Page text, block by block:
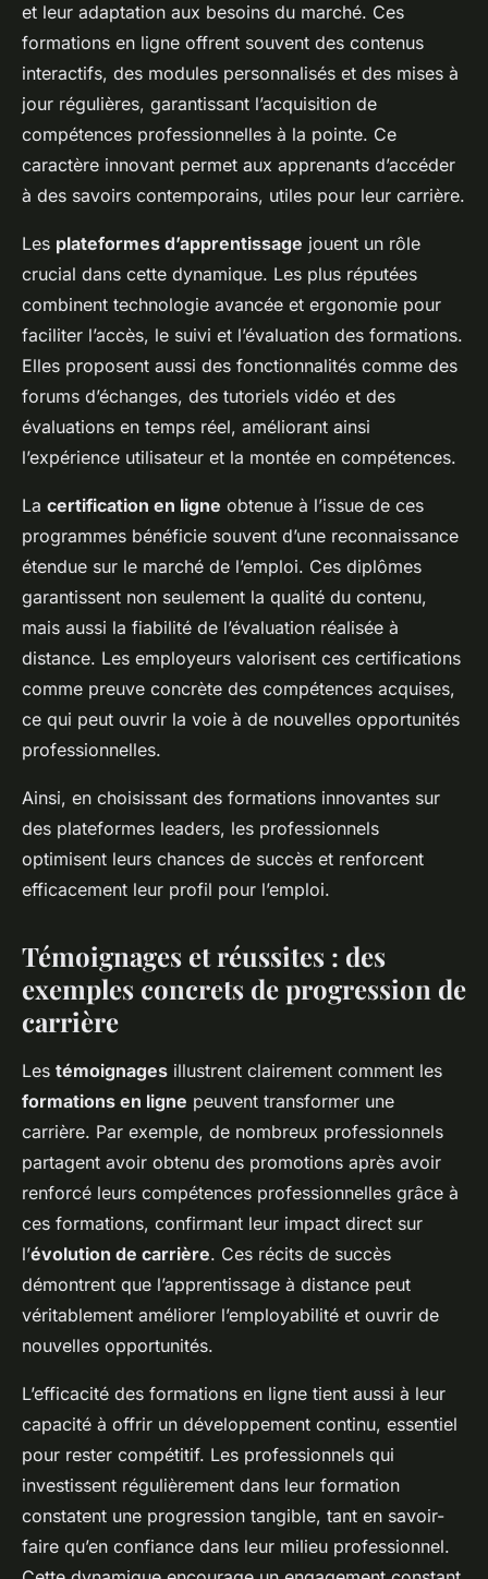
et leur adaptation aux besoins du marché. Ces
formations en ligne offrent souvent des contenus
interactifs, des modules personnalisés et des mises à
jour régulières, garantissant l’acquisition de
compétences professionnelles à la pointe. Ce
caractère innovant permet aux apprenants d’accéder
à des savoirs contemporains, utiles pour leur carrière.
Les plateformes d’apprentissage jouent un rôle
crucial dans cette dynamique. Les plus réputées
combinent technologie avancée et ergonomie pour
faciliter l’accès, le suivi et l’évaluation des formations.
Elles proposent aussi des fonctionnalités comme des
forums d’échanges, des tutoriels vidéo et des
évaluations en temps réel, améliorant ainsi
l’expérience utilisateur et la montée en compétences.
La certification en ligne obtenue à l’issue de ces
programmes bénéficie souvent d’une reconnaissance
étendue sur le marché de l’emploi. Ces diplômes
garantissent non seulement la qualité du contenu,
mais aussi la fiabilité de l’évaluation réalisée à
distance. Les employeurs valorisent ces certifications
comme preuve concrète des compétences acquises,
ce qui peut ouvrir la voie à de nouvelles opportunités
professionnelles.
Ainsi, en choisissant des formations innovantes sur
des plateformes leaders, les professionnels
optimisent leurs chances de succès et renforcent
efficacement leur profil pour l’emploi.
Témoignages et réussites : des
exemples concrets de progression de
carrière
Les témoignages illustrent clairement comment les
formations en ligne peuvent transformer une
carrière. Par exemple, de nombreux professionnels
partagent avoir obtenu des promotions après avoir
renforcé leurs compétences professionnelles grâce à
ces formations, confirmant leur impact direct sur
l’évolution de carrière. Ces récits de succès
démontrent que l’apprentissage à distance peut
véritablement améliorer l’employabilité et ouvrir de
nouvelles opportunités.
L’efficacité des formations en ligne tient aussi à leur
capacité à offrir un développement continu, essentiel
pour rester compétitif. Les professionnels qui
investissent régulièrement dans leur formation
constatent une progression tangible, tant en savoir-
faire qu’en confiance dans leur milieu professionnel.